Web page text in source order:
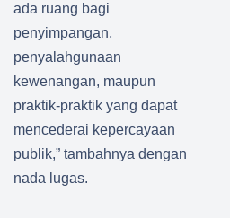
ada ruang bagi
penyimpangan,
penyalahgunaan
kewenangan, maupun
praktik-praktik yang dapat
mencederai kepercayaan
publik,” tambahnya dengan
nada lugas.